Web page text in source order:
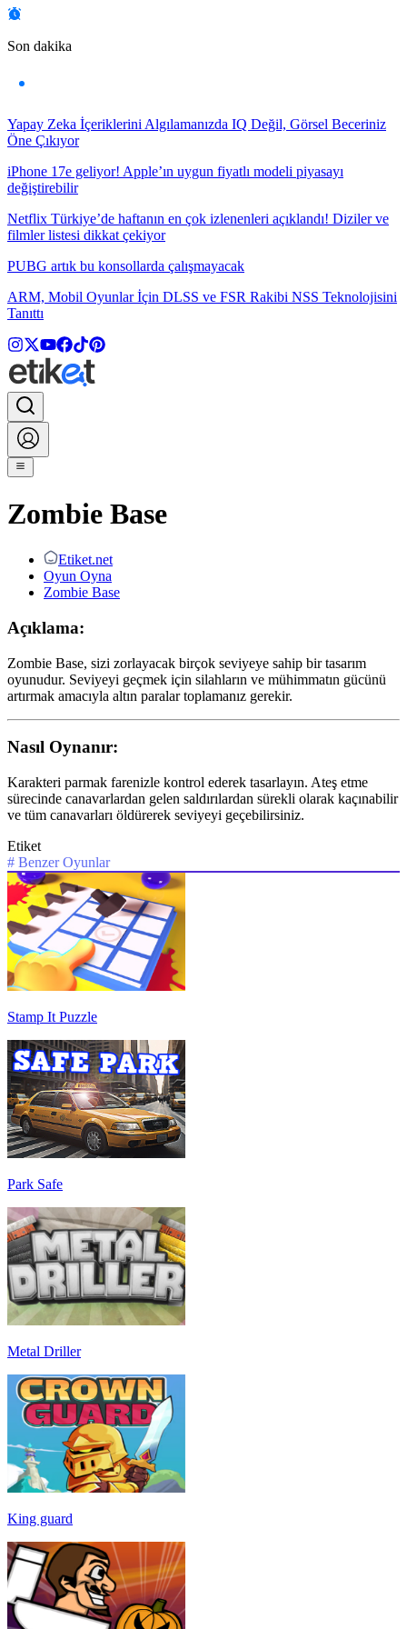
Son dakika
Yapay Zeka İçeriklerini Algılamanızda IQ Değil, Görsel Beceriniz
Öne Çıkıyor
iPhone 17e geliyor! Apple’ın uygun fiyatlı modeli piyasayı
değiştirebilir
Netflix Türkiye’de haftanın en çok izlenenleri açıklandı! Diziler ve
filmler listesi dikkat çekiyor
PUBG artık bu konsollarda çalışmayacak
ARM, Mobil Oyunlar İçin DLSS ve FSR Rakibi NSS Teknolojisini
Tanıttı
Zombie Base
Etiket.net
Oyun Oyna
Zombie Base
Açıklama:
Zombie Base, sizi zorlayacak birçok seviyeye sahip bir tasarım
oyunudur. Seviyeyi geçmek için silahların ve mühimmatın gücünü
artırmak amacıyla altın paralar toplamanız gerekir.
Nasıl Oynanır:
Karakteri parmak farenizle kontrol ederek tasarlayın. Ateş etme
sürecinde canavarlardan gelen saldırılardan sürekli olarak kaçınabilir
ve tüm canavarları öldürerek seviyeyi geçebilirsiniz.
Etiket
# Benzer Oyunlar
Stamp It Puzzle
Park Safe
Metal Driller
King guard